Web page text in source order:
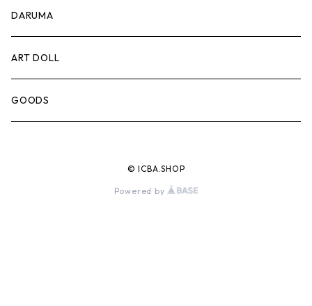
豆皿
蕎麦猪口
徳利
PRINT
DARUMA
ART DOLL
GOODS
© ICBA.SHOP
Powered by